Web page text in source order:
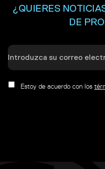
¿QUIERES
DE
Estoy de acuerdo con los